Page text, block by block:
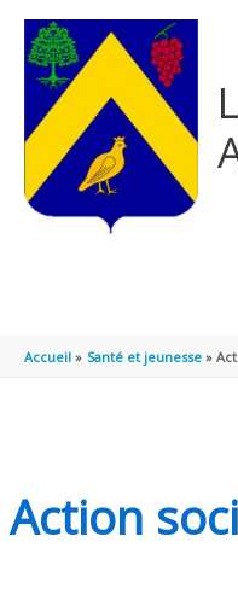
Accueil Santé et jeunesse
Action